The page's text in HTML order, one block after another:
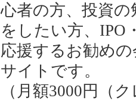
心者の方、投資の
をしたい方、IPO
応援するお勧めの
サイトです。
（月額3000円（